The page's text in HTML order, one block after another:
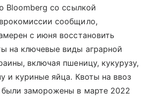
Bloomberg со ссылкой
сообщило,
с июня восстановить
на ключевые виды аграрной
включая пшеницу, кукурузу,
и куриные яйца. Квоты на ввоз
были заморожены в марте 2022